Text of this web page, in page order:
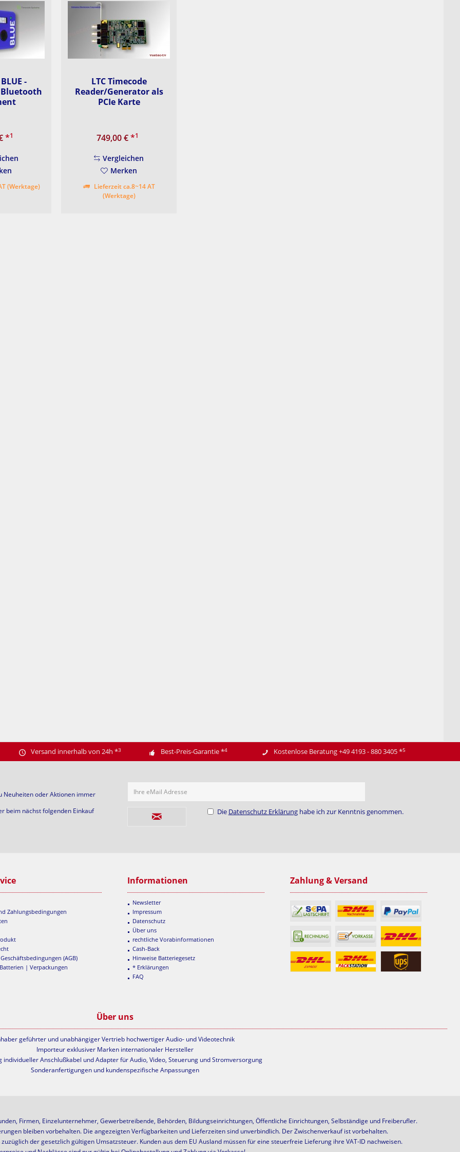
-
*1
(Werktage)
LTC Timecode
Reader/Generator als
PCIe Karte
749,00 €*1
Vergleichen
Merken
Lieferzeit ca.8~14 AT
(Werktage)
Versand innerhalb von 24h *3 Best-Preis-Garantie*4 Kostenlose Beratung +49 4193 - 880 3405*5
Neuheiten oder Aktionen immer
beim nächst folgenden Einkauf
Ihre eMail Adresse
Die Datenschutz Erklärunghabe ich zur Kenntnis genommen.
Zahlungsbedingungen
(AGB)
| Verpackungen
Informationen
Newsletter
Impressum
Datenschutz
Über uns
rechtliche Vorabinformationen
Cash-Back
Hinweise Batteriegesetz
* Erklärungen
FAQ
Zahlung & Versand
Über uns
geführter und unabhängiger Vertrieb hochwertiger Audio- und Videotechnik
Importeur exklusiver Marken internationaler Hersteller
individueller Anschlußkabel und Adapter für Audio, Video, Steuerung und Stromversorgung
Sonderanfertigungen und kundenspezifische Anpassungen
Firmen, Einzelunternehmer, Gewerbetreibende, Behörden, Bildungseinrichtungen, Öffentliche Einrichtungen, Selbständige und Freiberufler.
bleiben vorbehalten. Die angezeigten Verfügbarkeiten und Lieferzeiten sind unverbindlich. Der Zwischenverkauf ist vorbehalten.
der gesetzlich gültigen Umsatzsteuer. Kunden aus dem EU Ausland müssen für eine steuerfreie Lieferung ihre VAT-ID nachweisen.